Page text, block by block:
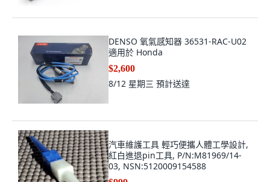
DENSO 氧氣感知器 36531-RAC-U02
適用於 Honda
$2,600
8/12 星期三 預計送達
汽車維護工具 輕巧便攜人體工學設計,
紅白進退pin工具, P/N:M81969/14-
03, NSN:5120009154588